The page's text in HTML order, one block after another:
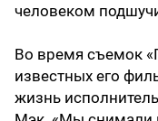
человеком
Во время съемок
известных его
жизнь